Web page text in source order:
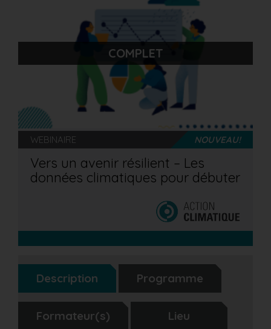
COMPLET
WEBINAIRE NOUVEAU!
Vers un avenir résilient – Les
données climatiques pour débuter
Description Programme
Formateur(s) Lieu